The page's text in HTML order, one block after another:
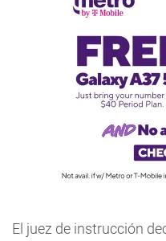
El juez de instrucción